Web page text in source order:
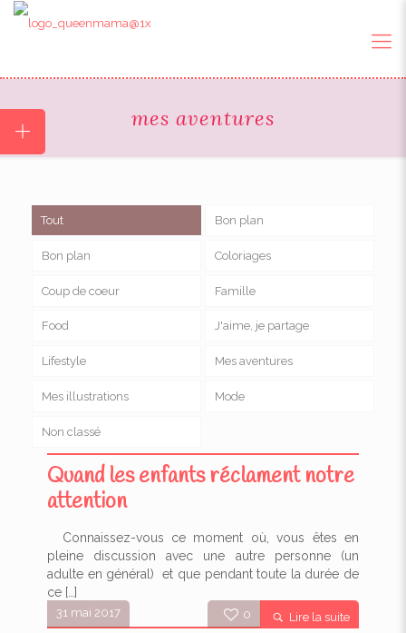
mes aventures
Tout Bon plan
Bon plan Coloriages
Coup de coeur Famille
Food J'aime, je partage
Lifestyle Mes aventures
Mes illustrations Mode
Non classé
31 mai 2017
Quand les enfants réclament notre
attention
Connaissez-vous ce moment où, vous êtes en
pleine discussion avec une autre personne (un
adulte en général) et que pendant toute la durée de
ce […]
0 Lire la suite